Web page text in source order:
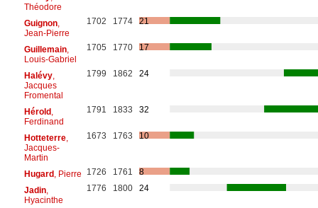
Théodore
Guignon,
Jean-Pierre
1702 1774 21
Guillemain,
Louis-Gabriel
1705 1770 17
Halévy,
Jacques
Fromental
1799 1862 24
Hérold,
Ferdinand
1791 1833 32
Hotteterre,
Jacques-
Martin
1673 1763 10
Hugard, Pierre 1726 1761
8
Jadin,
Hyacinthe
1776 1800 24